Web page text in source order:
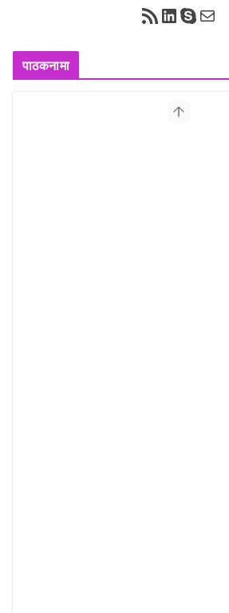
RSS Feed LinkedIn Skype Mail
पाठकनामा